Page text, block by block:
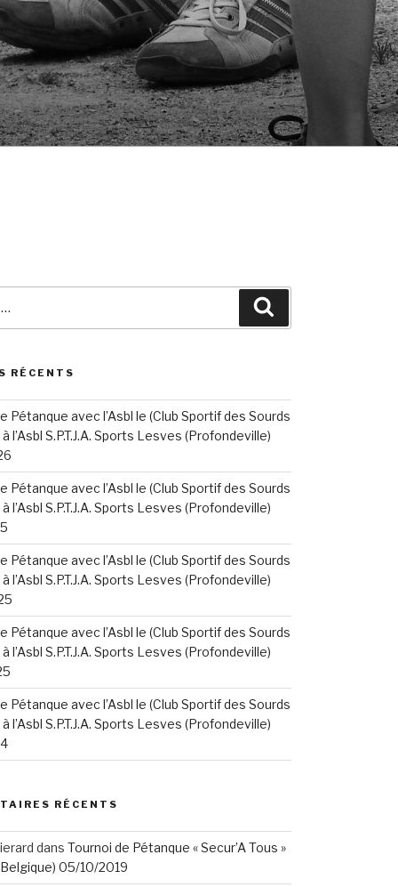
RÉCENTS
Pétanque avec l’Asbl le (Club Sportif des Sourds
l’Asbl S.P.T.J.A. Sports Lesves (Profondeville)
Pétanque avec l’Asbl le (Club Sportif des Sourds
l’Asbl S.P.T.J.A. Sports Lesves (Profondeville)
Pétanque avec l’Asbl le (Club Sportif des Sourds
l’Asbl S.P.T.J.A. Sports Lesves (Profondeville)
Pétanque avec l’Asbl le (Club Sportif des Sourds
l’Asbl S.P.T.J.A. Sports Lesves (Profondeville)
Pétanque avec l’Asbl le (Club Sportif des Sourds
l’Asbl S.P.T.J.A. Sports Lesves (Profondeville)
RÉCENTS
dans Tournoi de Pétanque « Secur’A Tous »
05/10/2019